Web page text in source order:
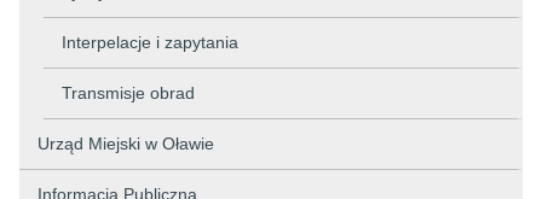
Interpelacje i zapytania
Transmisje obrad
Urząd Miejski w Oławie
Informacja Publiczna